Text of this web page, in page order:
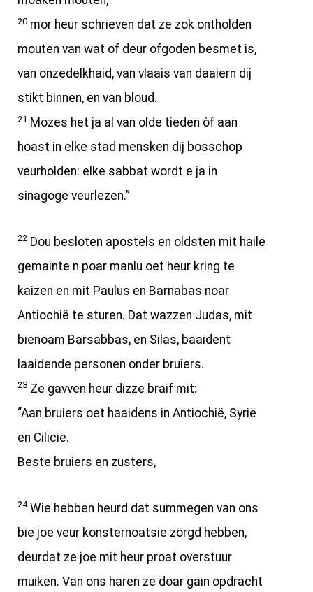
20 mor heur schrieven dat ze zok ontholden
mouten van wat of deur ofgoden besmet is,
van onzedelkhaid, van vlaais van daaiern dij
stikt binnen, en van bloud.
21 Mozes het ja al van olde tieden òf aan
hoast in elke stad mensken dij bosschop
veurholden: elke sabbat wordt e ja in
sinagoge veurlezen.”
22 Dou besloten apostels en oldsten mit haile
gemainte n poar manlu oet heur kring te
kaizen en mit Paulus en Barnabas noar
Antiochië te sturen. Dat wazzen Judas, mit
bienoam Barsabbas, en Silas, baaident
laaidende personen onder bruiers.
23 Ze gavven heur dizze braif mit:
“Aan bruiers oet haaidens in Antiochië, Syrië
en Cilicië.
Beste bruiers en zusters,
24Wie hebben heurd dat summegen van ons
bie joe veur konsternoatsie zörgd hebben,
deurdat ze joe mit heur proat overstuur
muiken. Van ons haren ze doar gain opdracht